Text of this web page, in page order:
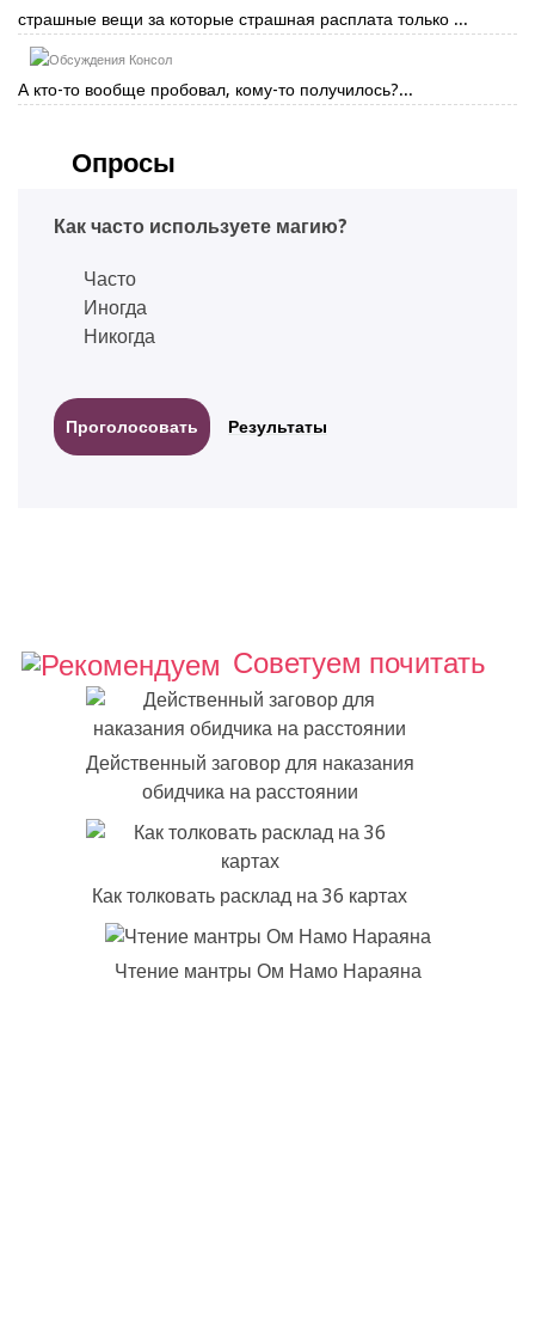
страшные вещи за которые страшная расплата только ...
Консол
А кто-то вообще пробовал, кому-то получилось?...
Опросы
Как часто используете магию?
Часто
Иногда
Никогда
Результаты
Советуем почитать
Действенный заговор для наказания
обидчика на расстоянии
Как толковать расклад на 36 картах
Чтение мантры Ом Намо Нараяна